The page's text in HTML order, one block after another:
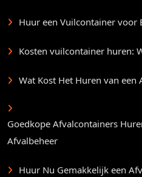
Huur een Vuilcontainer voor
Kosten vuilcontainer huren:
Wat Kost Het Huren van een
Goedkope Afvalcontainers
Afvalbeheer
Huur Nu Gemakkelijk een